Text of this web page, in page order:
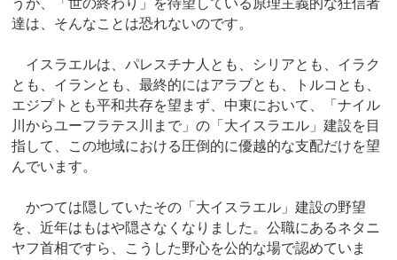
達は、そんなことは恐れないのです。
イスラエルは、パレスチナ人とも、シリアとも、イラク
とも、イランとも、最終的にはアラブとも、トルコとも、
エジプトとも平和共存を望まず、中東において、「ナイル
川からユーフラテス川まで」の「大イスラエル」建設を目
指して、この地域における圧倒的に優越的な支配だけを望
んでいます。
かつては隠していたその「大イスラエル」建設の野望
を、近年はもはや隠さなくなりました。公職にあるネタニ
ヤフ首相ですら、こうした野心を公的な場で認めていま